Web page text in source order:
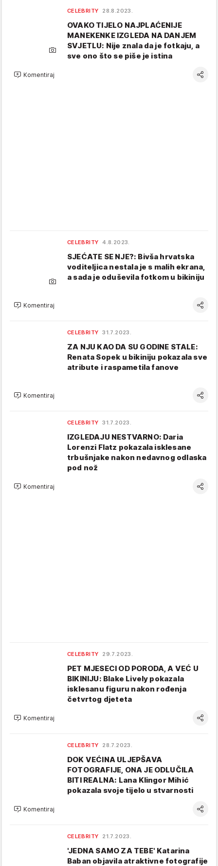
CELEBRITY 28.8.2023.
OVAKO TIJELO NAJPLAĆENIJE
MANEKENKE IZGLEDA NA DANJEM
SVJETLU: Nije znala da je fotkaju, a
sve ono što se piše je istina
Komentiraj
CELEBRITY 4.8.2023.
SJEĆATE SE NJE?: Bivša hrvatska
voditeljica nestala je s malih ekrana,
a sada je oduševila fotkom u bikiniju
Komentiraj
CELEBRITY 31.7.2023.
ZA NJU KAO DA SU GODINE STALE:
Renata Sopek u bikiniju pokazala sve
atribute i raspametila fanove
Komentiraj
CELEBRITY 31.7.2023.
IZGLEDAJU NESTVARNO: Daria
Lorenzi Flatz pokazala isklesane
trbušnjake nakon nedavnog odlaska
pod nož
Komentiraj
CELEBRITY 29.7.2023.
PET MJESECI OD PORODA, A VEĆ U
BIKINIJU: Blake Lively pokazala
isklesanu figuru nakon rođenja
četvrtog djeteta
Komentiraj
CELEBRITY 28.7.2023.
DOK VEĆINA ULJEPŠAVA
FOTOGRAFIJE, ONA JE ODLUČILA
BITI REALNA: Lana Klingor Mihić
pokazala svoje tijelo u stvarnosti
Komentiraj
CELEBRITY 21.7.2023.
'JEDNA SAMO ZA TEBE' Katarina
Baban objavila atraktivne fotografije